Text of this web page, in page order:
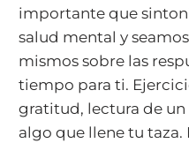
importante que
salud mental y
mismos sobre las
tiempo para ti.
gratitud, lectura de
algo que llene tu taza.